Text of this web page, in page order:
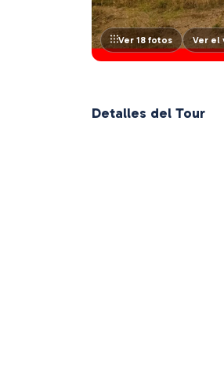
Ver 18 fotos Ver el
Detalles del Tour